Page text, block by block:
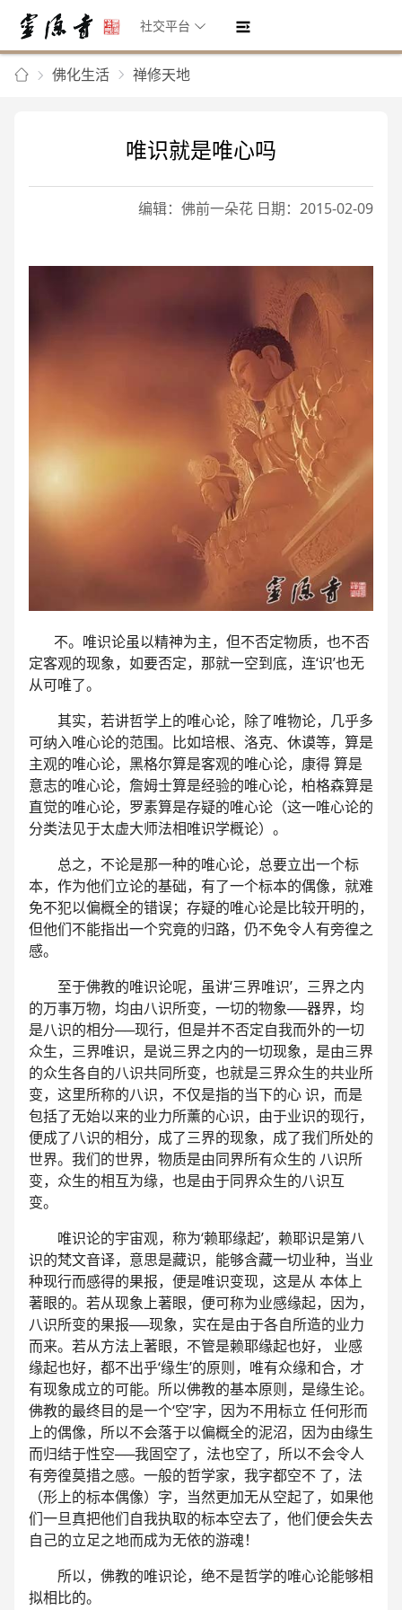
社交平台
佛化生活 禅修天地
唯识就是唯心吗
编辑：佛前一朵花 日期：2015-02-09
不。唯识论虽以精神为主，但不否定物质，也不否
定客观的现象，如要否定，那就一空到底，连‘识’也无
从可唯了。
其实，若讲哲学上的唯心论，除了唯物论，几乎多
可纳入唯心论的范围。比如培根、洛克、休谟等，算是
主观的唯心论，黑格尔算是客观的唯心论，康得 算是
意志的唯心论，詹姆士算是经验的唯心论，柏格森算是
直觉的唯心论，罗素算是存疑的唯心论（这一唯心论的
分类法见于太虚大师法相唯识学概论）。
总之，不论是那一种的唯心论，总要立出一个标
本，作为他们立论的基础，有了一个标本的偶像，就难
免不犯以偏概全的错误；存疑的唯心论是比较开明的，
但他们不能指出一个究竟的归路，仍不免令人有旁徨之
感。
至于佛教的唯识论呢，虽讲‘三界唯识’，三界之内
的万事万物，均由八识所变，一切的物象──器界，均
是八识的相分──现行，但是并不否定自我而外的一切
众生，三界唯识，是说三界之内的一切现象，是由三界
的众生各自的八识共同所变，也就是三界众生的共业所
变，这里所称的八识，不仅是指的当下的心 识，而是
包括了无始以来的业力所薰的心识，由于业识的现行，
便成了八识的相分，成了三界的现象，成了我们所处的
世界。我们的世界，物质是由同界所有众生的 八识所
变，众生的相互为缘，也是由于同界众生的八识互
变。
唯识论的宇宙观，称为‘赖耶缘起’，赖耶识是第八
识的梵文音译，意思是藏识，能够含藏一切业种，当业
种现行而感得的果报，便是唯识变现，这是从 本体上
著眼的。若从现象上著眼，便可称为业感缘起，因为，
八识所变的果报──现象，实在是由于各自所造的业力
而来。若从方法上著眼，不管是赖耶缘起也好， 业感
缘起也好，都不出乎‘缘生’的原则，唯有众缘和合，才
有现象成立的可能。所以佛教的基本原则，是缘生论。
佛教的最终目的是一个‘空’字，因为不用标立 任何形而
上的偶像，所以不会落于以偏概全的泥沼，因为由缘生
而归结于性空──我固空了，法也空了，所以不会令人
有旁徨莫措之感。一般的哲学家，我字都空不 了，法
（形上的标本偶像）字，当然更加无从空起了，如果他
们一旦真把他们自我执取的标本空去了，他们便会失去
自己的立足之地而成为无依的游魂！
所以，佛教的唯识论，绝不是哲学的唯心论能够相
拟相比的。